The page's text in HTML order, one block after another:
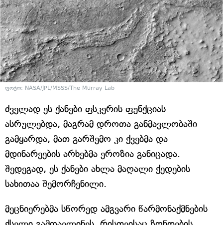
ფოტო: NASA/JPL/MSSS/The Murray Lab
ძველად ეს ქანები ფსკერის ფუნქციას
ასრულებდა, მაგრამ დროთა განმავლობაში
გამყარდა, მათ გარშემო კი ქვებმა და
მდინარეების არხებმა ეროზია განიცადა.
შედეგად, ეს ქანები ახლა მაღალი ქედების
სახითაა შემორჩენილი.
მეცნიერებმა სწორედ ამგვარი წარმონაქმნების